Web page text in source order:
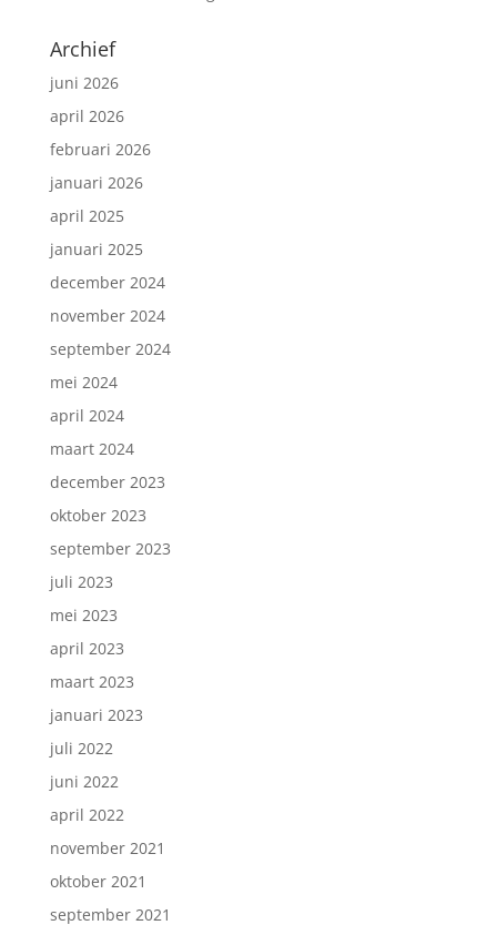
Archief
juni 2026
april 2026
februari 2026
januari 2026
april 2025
januari 2025
december 2024
november 2024
september 2024
mei 2024
april 2024
maart 2024
december 2023
oktober 2023
september 2023
juli 2023
mei 2023
april 2023
maart 2023
januari 2023
juli 2022
juni 2022
april 2022
november 2021
oktober 2021
september 2021